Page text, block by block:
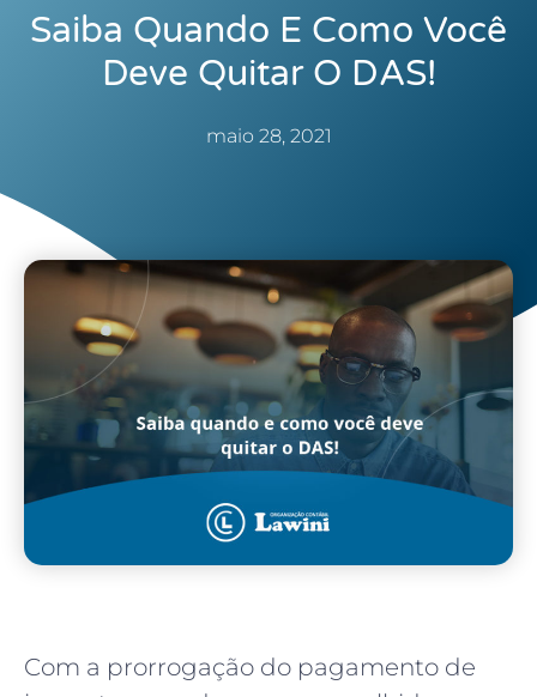
Saiba Quando E Como Você
Deve Quitar O DAS!
maio 28, 2021
Com a prorrogação do pagamento de